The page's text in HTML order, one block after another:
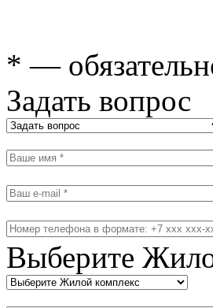
* —
Задать вопрос
Выберите